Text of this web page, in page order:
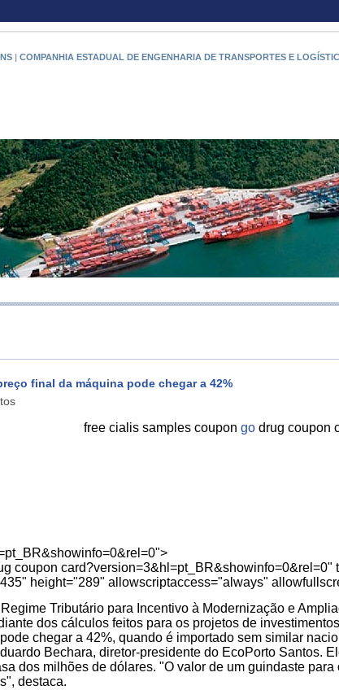
| COMPANHIA ESTADUAL DE ENGENHARIA DE TRANSPORTES E
final da máquina pode chegar a 42%
free cialis samples coupon go drug coupon
coupon card?version=3&hl=pt_BR&showinfo=0&rel=0"
height="289" allowscriptaccess="always"
Tributário para Incentivo à Modernização e
dos cálculos feitos para os projetos de
chegar a 42%, quando é importado sem similar
Bechara, diretor-presidente do EcoPorto Santos.
dos milhões de dólares. "O valor de um guindaste
destaca.